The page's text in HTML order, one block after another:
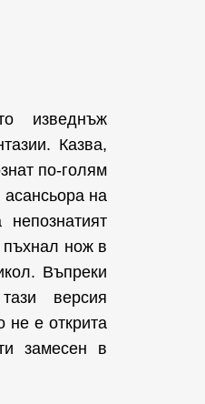
изведнъж
Казва,
по-голям
на
нож в
Въпреки
версия
не е открита
замесен в